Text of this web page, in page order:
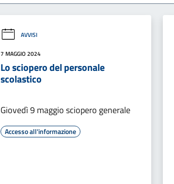
AVVISI
7 MAGGIO 2024
Lo sciopero del personale
scolastico
Giovedì 9 maggio sciopero generale
Accesso all'informazione